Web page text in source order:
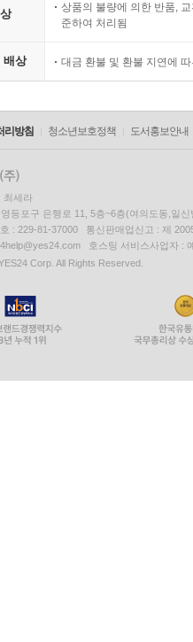
상품의 불량에 의한 반품,
준하여 처리됨
배상 대금 환불 및 환불 지연에
리방침 청소년보호정책 도서홍보안내
최세라
등포구 은행로 11, 5층~6층(여의도동,일신
: 229-81-37000 통신판매업신고 : 제
호스팅 서비스사업자 :
Corp. All Rights Reserved.